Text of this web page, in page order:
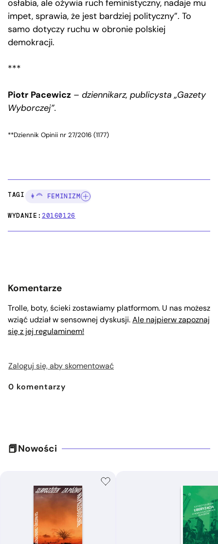
osłabia, ale ożywia ruch feministyczny, nadaje mu
impet, sprawia, że jest bardziej polityczny”. To
samo dotyczy ruchu w obronie polskiej
demokracji.
***
Piotr Pacewicz – dziennikarz, publicysta „Gazety
Wyborczej”.
**Dziennik Opinii nr 27/2016 (1177)
TAGI: 👩‍🦰 FEMINIZM
WYDANIE:20160126
Komentarze
Trolle, boty, ścieki zostawiamy platformom. U nas możesz
wziąć udział w sensownej dyskusji.Ale najpierw zapoznaj
się z jej regulaminem!
Zaloguj się, aby skomentować
0 komentarzy
Nowości